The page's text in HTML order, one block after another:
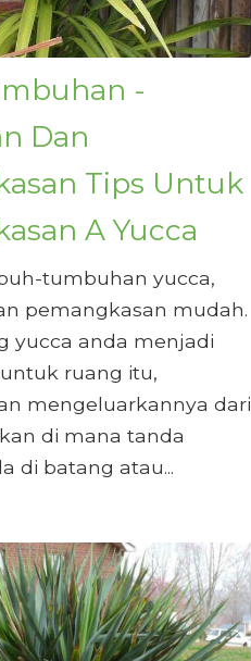
-
Dan
Tips Untuk
A Yucca
tumbuhan yucca,
pemangkasan mudah.
yucca anda menjadi
ruang itu,
mengeluarkannya dari
di mana tanda
di batang atau...